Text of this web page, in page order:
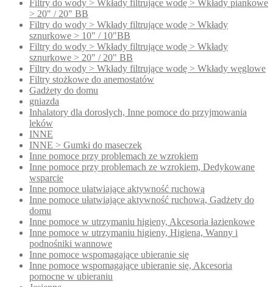
Filtry do wody > Wkłady filtrujące wodę > Wkłady piankowe
> 20" / 20" BB
Filtry do wody > Wkłady filtrujące wodę > Wkłady
sznurkowe > 10" / 10"BB
Filtry do wody > Wkłady filtrujące wodę > Wkłady
sznurkowe > 20" / 20" BB
Filtry do wody > Wkłady filtrujące wodę > Wkłady węglowe
Filtry stożkowe do anemostatów
Gadżety do domu
gniazda
Inhalatory dla dorosłych, Inne pomoce do przyjmowania
leków
INNE
INNE > Gumki do maseczek
Inne pomoce przy problemach ze wzrokiem
Inne pomoce przy problemach ze wzrokiem, Dedykowane
wsparcie
Inne pomoce ułatwiające aktywność ruchową
Inne pomoce ułatwiające aktywność ruchową, Gadżety do
domu
Inne pomoce w utrzymaniu higieny, Akcesoria łazienkowe
Inne pomoce w utrzymaniu higieny, Higiena, Wanny i
podnośniki wannowe
Inne pomoce wspomagające ubieranie się
Inne pomoce wspomagające ubieranie się, Akcesoria
pomocne w ubieraniu